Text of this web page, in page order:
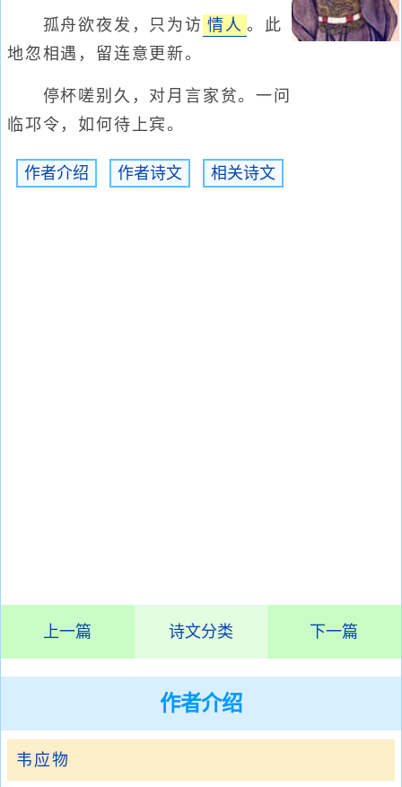
孤舟欲夜发，只为访 情人 。此
地忽相遇，留连意更新。
停杯嗟别久，对月言家贫。一问
临邛令，如何待上宾。
作者介绍 作者诗文 相关诗文
上一篇 诗文分类 下一篇
作者介绍
韦应物